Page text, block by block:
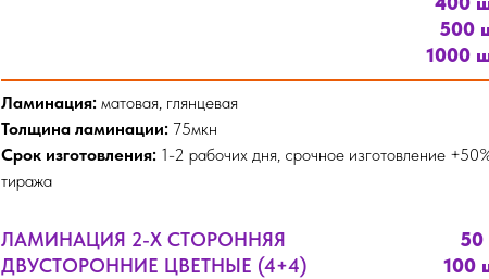
500
1000
Ламинация: матовая, глянцевая
Толщина ламинации: 75мкн
Срок изготовления: 1-2 рабочих дня, срочное изготовление
тиража
ЛАМИНАЦИЯ 2-Х СТОРОННЯЯ
ДВУСТОРОННИЕ ЦВЕТНЫЕ (4+4)
50
100